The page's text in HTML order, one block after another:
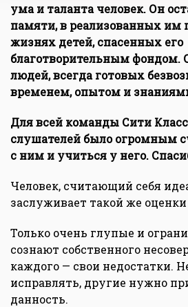
ума и таланта человек. Он
памяти, в реализованных им
жизнях детей, спасенных его
благотворительным фондом.
людей, всегда готовых
временем, опытом и
Для всей команды Сити
слушателей было огромным
с ним и учиться у него.
Человек, считающий себя
заслуживает такой же
Только очень глупые и
сознают собственного
каждого — свои недостатки.
исправлять, другие нужно
данность.